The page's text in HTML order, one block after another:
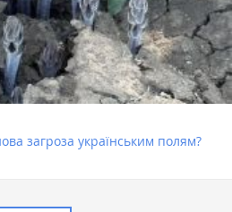
загроза українським полям?